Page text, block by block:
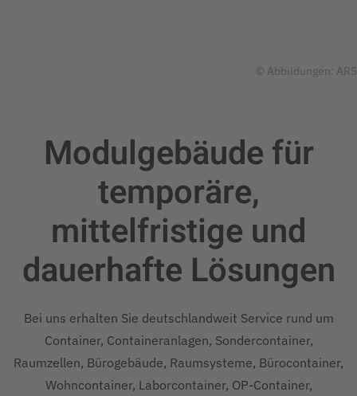
© Abbildungen: ARS
Modulgebäude für
temporäre,
mittelfristige und
dauerhafte Lösungen
Bei uns erhalten Sie deutschlandweit Service rund um
Container, Containeranlagen, Sondercontainer,
Raumzellen, Bürogebäude, Raumsysteme, Bürocontainer,
Wohncontainer, Laborcontainer, OP-Container,